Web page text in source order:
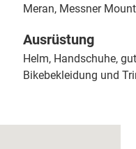
Meran, Messner
Ausrüstung
Helm, Handschuhe,
Bikebekleidung und